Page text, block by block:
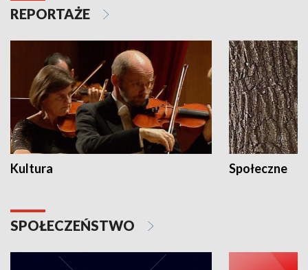
REPORTAŻE
Kultura Społeczne
SPOŁECZEŃSTWO